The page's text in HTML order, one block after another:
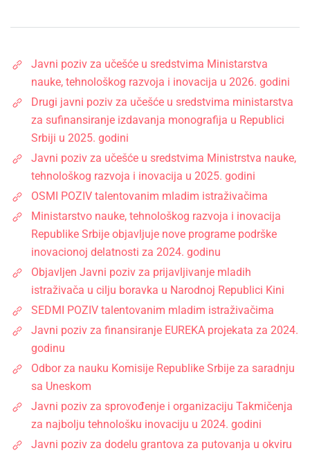
Javni poziv za učešće u sredstvima Ministarstva
nauke, tehnološkog razvoja i inovacija u 2026. godini
Drugi javni poziv za učešće u sredstvima ministarstva
za sufinansiranje izdavanja monografija u Republici
Srbiji u 2025. godini
Javni poziv za učešće u sredstvima Ministrstva nauke,
tehnološkog razvoja i inovacija u 2025. godini
OSMI POZIV talentovanim mladim istraživačima
Ministarstvo nauke, tehnološkog razvoja i inovacija
Republike Srbije objavljuje nove programe podrške
inovacionoj delatnosti za 2024. godinu
Objavljen Javni poziv za prijavljivanje mladih
istraživača u cilju boravka u Narodnoj Republici Kini
SEDMI POZIV talentovanim mladim istraživačima
Javni poziv za finansiranje EUREKA projekata za 2024.
godinu
Odbor za nauku Komisije Republike Srbije za saradnju
sa Uneskom
Javni poziv za sprovođenje i organizaciju Takmičenja
za najbolju tehnološku inovaciju u 2024. godini
Javni poziv za dodelu grantova za putovanja u okviru